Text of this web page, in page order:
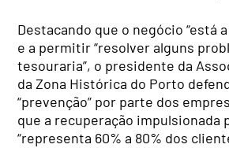
Destacando que o negócio “está
e a permitir “resolver alguns
tesouraria”, o presidente da
da Zona Histórica do Porto
“prevenção” por parte dos
que a recuperação impulsionada
“representa 60% a 80% dos